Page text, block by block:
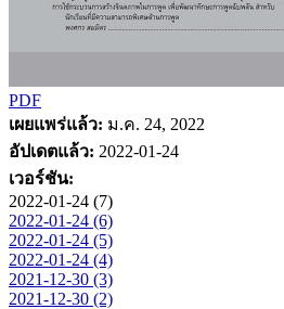
PDF
เผยแพร่แล้ว: ม.ค. 24, 2022
อัปเดตแล้ว: 2022-01-24
เวอร์ชัน:
2022-01-24 (7)
2022-01-24 (6)
2022-01-24 (5)
2022-01-24 (4)
2021-12-30 (3)
2021-12-30 (2)